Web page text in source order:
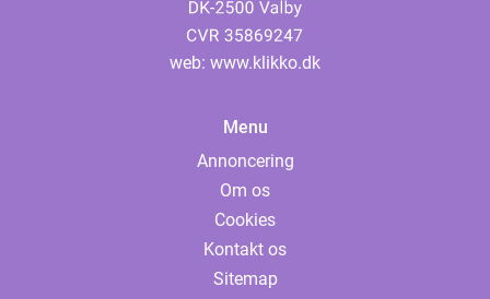
web: www.klikko.dk
Menu
Annoncering
Om os
Cookies
Kontakt os
Sitemap